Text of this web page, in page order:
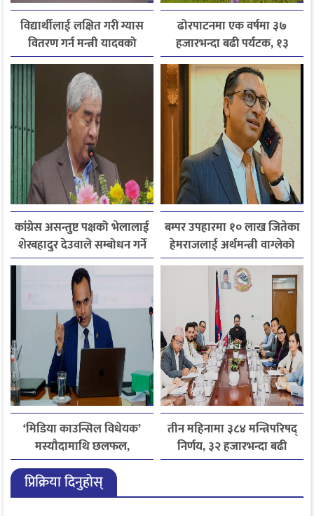
विद्यार्थीलाई लक्षित गरी ग्यास
वितरण गर्न मन्त्री यादवको
निर्देशन
ढोरपाटनमा एक वर्षमा ३७
हजारभन्दा बढी पर्यटक, १३
हजारले बढ्यो आगमन
कांग्रेस असन्तुष्ट पक्षको भेलालाई
शेरबहादुर देउवाले सम्बोधन गर्ने
बम्पर उपहारमा १० लाख जितेका
हेमराजलाई अर्थमन्त्री वाग्लेको
फोन, रुपन्देहीकी सपनाले
जितिन् एक लाख
‘मिडिया काउन्सिल विधेयक’
मस्यौदामाथि छलफल,
एआईदेखि पत्रकारको
लाइसेन्ससम्मका विषयमा
सुझाव
तीन महिनामा ३८४ मन्त्रिपरिषद्
निर्णय, ३२ हजारभन्दा बढी
गुनासो फर्छ्योट
प्रिक्रिया दिनुहोस्